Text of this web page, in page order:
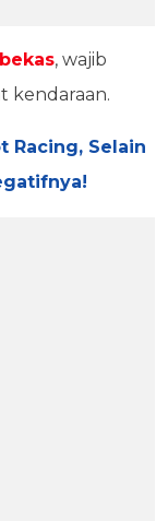
, wajib
kendaraan.
Racing, Selain